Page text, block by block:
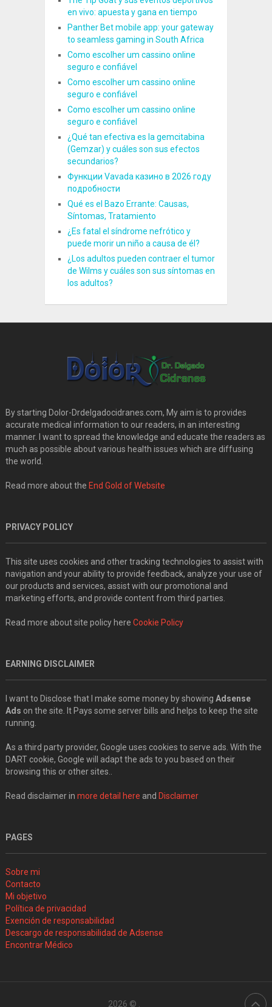
en vivo: apuesta y gana en tiempo
Panther Bet mobile app: your gateway
to seamless gaming in South Africa
Como escolher um cassino online
seguro e confiável
Como escolher um cassino online
seguro e confiável
Como escolher um cassino online
seguro e confiável
¿Qué tan efectiva es la gemcitabina
(Gemzar) y cuáles son sus efectos
secundarios?
Функции Vavada казино в 2026 году
подробности
Qué es el Bazo Errante: Causas,
Síntomas, Tratamiento
¿Es fatal el síndrome nefrótico y
puede morir un niño a causa de él?
¿Los adultos pueden contraer el tumor
de Wilms y cuáles son sus síntomas en
los adultos?
By starting Dolor-Drdelgadocidranes.com, My aim is to provides
accurate medical information to our readers, in an interesting
manner. I want to spread the knowledge and educate the readers as
much as possible about various health issues which are diffusing
the world.
Read more about the End Gold of Website
PRIVACY POLICY
This site uses cookies and other tracking technologies to assist with
navigation and your ability to provide feedback, analyze your use of
our products and services, assist with our promotional and
marketing efforts, and provide content from third parties.
Read more about site policy here Cookie Policy
EARNING DISCLAIMER
I want to Disclose that I make some money by showing Adsense
Ads on the site. It Pays some server bills and helps to keep the site
running.
As a third party provider, Google uses cookies to serve ads. With the
DART cookie, Google will adapt the ads to you based on their
browsing this or other sites..
Read disclaimer in more detail here and Disclaimer
PAGES
Sobre mi
Contacto
Mi objetivo
Política de privacidad
Exención de responsabilidad
Descargo de responsabilidad de Adsense
Encontrar Médico
2026 ©